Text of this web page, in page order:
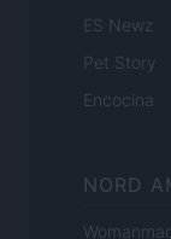
ES Newz
Pet Story
Encocina
NORD